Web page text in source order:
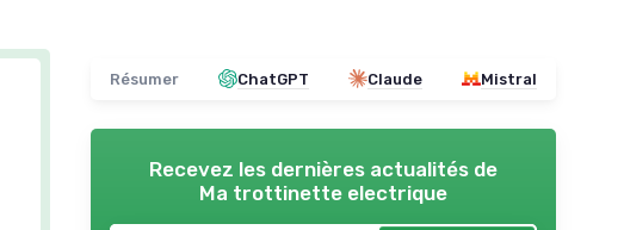
Résumer ChatGPT Claude Mistral
Recevez les dernières actualités de
Ma trottinette electrique